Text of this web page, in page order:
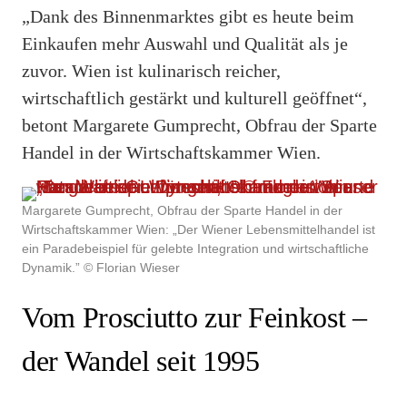
„Dank des Binnenmarktes gibt es heute beim
Einkaufen mehr Auswahl und Qualität als je
zuvor. Wien ist kulinarisch reicher,
wirtschaftlich gestärkt und kulturell geöffnet“,
betont Margarete Gumprecht, Obfrau der Sparte
Handel in der Wirtschaftskammer Wien.
Margarete Gumprecht, Obfrau der Sparte Handel in der
Wirtschaftskammer Wien: „Der Wiener Lebensmittelhandel ist
ein Paradebeispiel für gelebte Integration und wirtschaftliche
Dynamik.” © Florian Wieser
Vom Prosciutto zur Feinkost –
der Wandel seit 1995